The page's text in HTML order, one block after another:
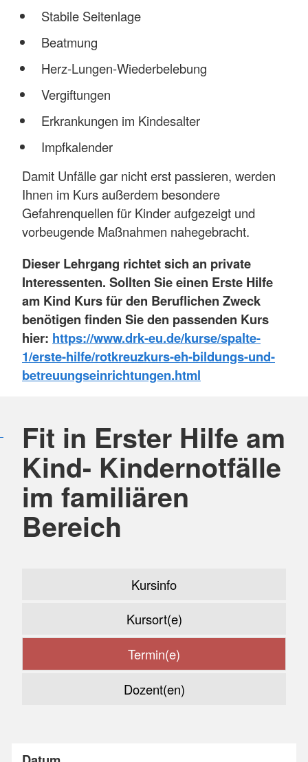
Stabile Seitenlage
Beatmung
Herz-Lungen-Wiederbelebung
Vergiftungen
Erkrankungen im Kindesalter
Impfkalender
Damit Unfälle gar nicht erst passieren, werden
Ihnen im Kurs außerdem besondere
Gefahrenquellen für Kinder aufgezeigt und
vorbeugende Maßnahmen nahegebracht.
Dieser Lehrgang richtet sich an private
Interessenten. Sollten Sie einen Erste Hilfe
am Kind Kurs für den Beruflichen Zweck
benötigen finden Sie den passenden Kurs
hier: https://www.drk-eu.de/kurse/spalte-
1/erste-hilfe/rotkreuzkurs-eh-bildungs-und-
betreuungseinrichtungen.html
Fit in Erster Hilfe am
Kind- Kindernotfälle
im familiären
Bereich
Kursinfo
Kursort(e)
Termin(e)
Dozent(en)